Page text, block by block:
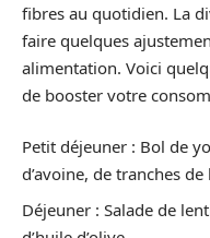
fibres au quotidien. La
faire quelques
alimentation. Voici
de booster votre
Petit déjeuner : Bol de
d’avoine, de tranches
Déjeuner : Salade de